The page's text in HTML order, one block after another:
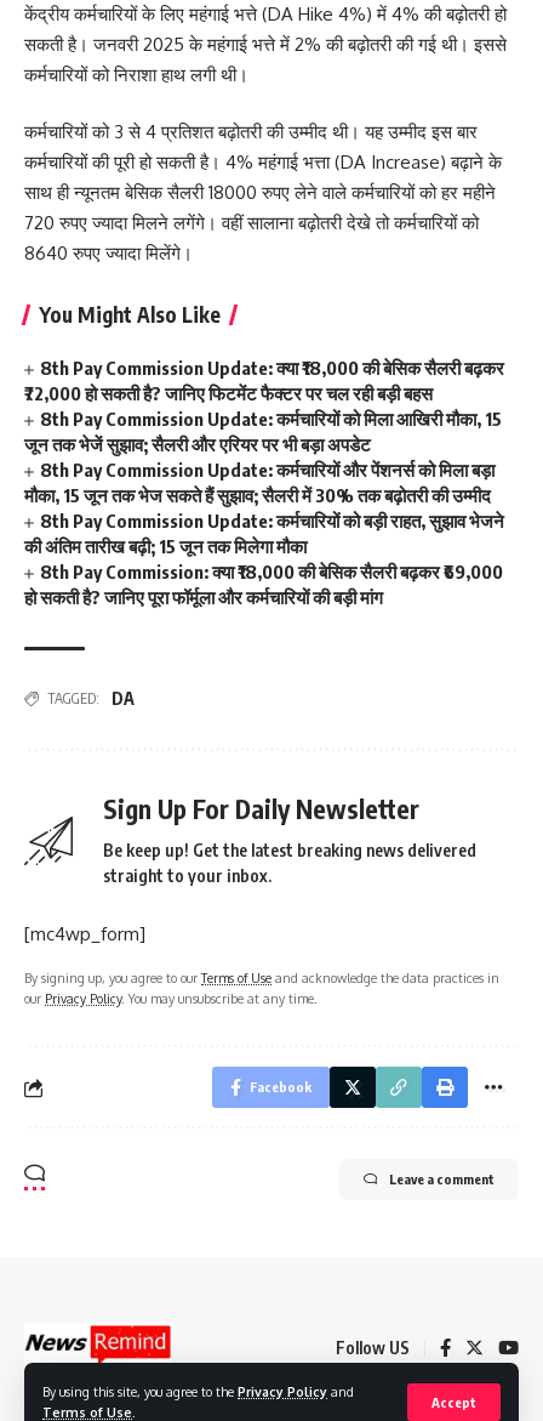
By using this site, you agree to the Privacy Policy and
Terms of Use
Accept
केंद्रीय कर्मचारियों के लिए महंगाई भत्ते (DA Hike 4%) में 4% की बढ़ोतरी हो
सकती है। जनवरी 2025 के महंगाई भत्ते में 2% की बढ़ोतरी की गई थी। इससे
कर्मचारियों को निराशा हाथ लगी थी।
कर्मचारियों को 3 से 4 प्रतिशत बढ़ोतरी की उम्मीद थी। यह उम्मीद इस बार
कर्मचारियों की पूरी हो सकती है। 4% महंगाई भत्ता (DA Increase) बढ़ाने के
साथ ही न्यूनतम बेसिक सैलरी 18000 रुपए लेने वाले कर्मचारियों को हर महीने
720 रुपए ज्यादा मिलने लगेंगे। वहीं सालाना बढ़ोतरी देखे तो कर्मचारियों को
8640 रुपए ज्यादा मिलेंगे।
You Might Also Like
8th Pay Commission Update: क्या ₹18,000 की बेसिक सैलरी बढ़कर
₹72,000 हो सकती है? जानिए फिटमेंट फैक्टर पर चल रही बड़ी बहस
8th Pay Commission Update: कर्मचारियों को मिला आखिरी मौका, 15
जून तक भेजें सुझाव; सैलरी और एरियर पर भी बड़ा अपडेट
8th Pay Commission Update: कर्मचारियों और पेंशनर्स को मिला बड़ा
मौका, 15 जून तक भेज सकते हैं सुझाव; सैलरी में 30% तक बढ़ोतरी की उम्मीद
8th Pay Commission Update: कर्मचारियों को बड़ी राहत, सुझाव भेजने
की अंतिम तारीख बढ़ी; 15 जून तक मिलेगा मौका
8th Pay Commission: क्या ₹18,000 की बेसिक सैलरी बढ़कर ₹69,000
हो सकती है? जानिए पूरा फॉर्मूला और कर्मचारियों की बड़ी मांग
TAGGED: DA
Sign Up For Daily Newsletter
Be keep up! Get the latest breaking news delivered
straight to your inbox.
[mc4wp_form]
By signing up, you agree to ourTerms of Use and acknowledge the data practices in
our Privacy Policy. You may unsubscribe at any time.
Facebook
Leave a comment
Follow US